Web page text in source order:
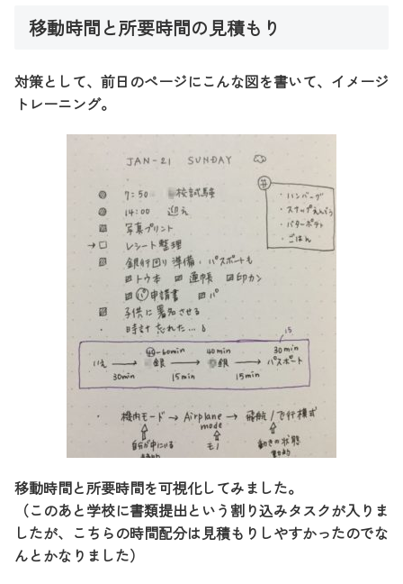
移動時間と所要時間の見積もり
対策として、前日のページにこんな図を書いて、イメージ
トレーニング。
移動時間と所要時間を可視化してみました。
（このあと学校に書類提出という割り込みタスクが入りま
したが、こちらの時間配分は見積もりしやすかったのでな
んとかなりました）